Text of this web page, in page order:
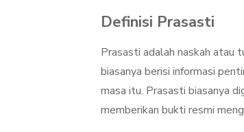
Definisi Prasasti
Prasasti adalah naskah atau
biasanya berisi informasi
masa itu. Prasasti biasanya
memberikan bukti resmi